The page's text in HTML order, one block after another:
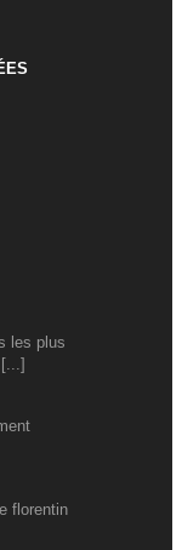
les plus
florentin